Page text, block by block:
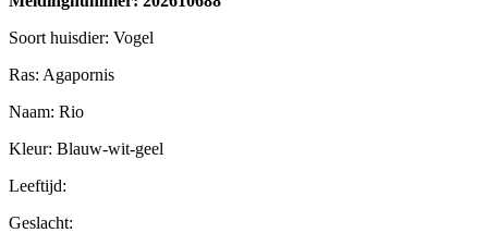
Soort huisdier: Vogel
Ras: Agapornis
Naam: Rio
Kleur: Blauw-wit-geel
Leeftijd:
Geslacht: